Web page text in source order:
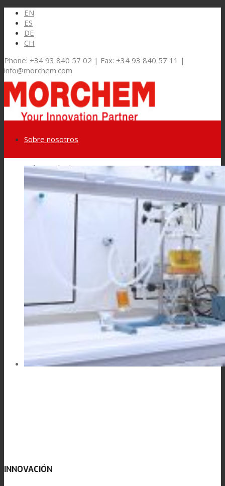
EN
ES
DE
CH
Phone: +34 93 840 57 02 | Fax: +34 93 840 57 11 |
info@morchem.com
Link to LinkedIn
Link to Youtube
Sobre nosotros
Mercados y Soluciones
Embalaje Flexible
Laminación técnica
Laminación textil
Resinas de Poliuretano para tintas de impresión
INNOVACIÓN